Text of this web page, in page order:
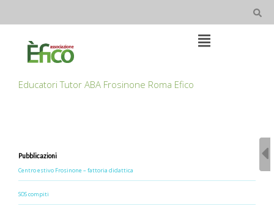
content
Open
Main
Navigation
Educatori Tutor ABA Frosinone Roma Efico
Pubblicazioni
Centro estivo Frosinone – fattoria didattica
SOS compiti